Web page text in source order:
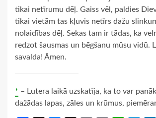
tikai netīrumu dēļ. Gaiss vēl, paldies
tikai vietām tas kļuvis netīrs dažu
nolaidības dēļ. Sekas tam ir tādas, ka
redzot šausmas un bēgšanu mūsu vidū.
savalda! Āmen.
* – Lutera laikā uzskatīja, ka to var
dažādas lapas, zāles un krūmus,